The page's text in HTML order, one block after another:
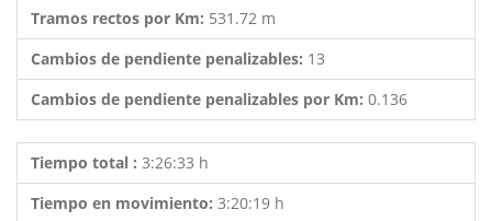
Tramos rectos por Km: 531.72 m
Cambios de pendiente penalizables: 13
Cambios de pendiente penalizables por Km: 0.136
Tiempo total : 3:26:33 h
Tiempo en movimiento: 3:20:19 h